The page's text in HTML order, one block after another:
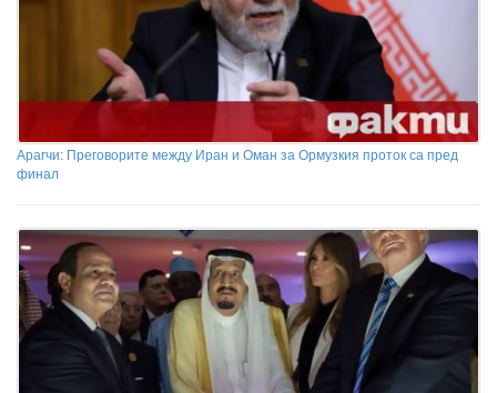
Арагчи: Преговорите между Иран и Оман за Ормузкия проток са пред
финал